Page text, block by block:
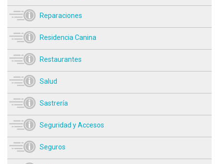
Reparaciones
Residencia Canina
Restaurantes
Salud
Sastrería
Seguridad y Accesos
Seguros